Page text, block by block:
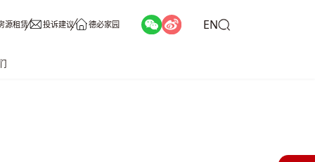
源租赁 投诉建议 德必家园 EN